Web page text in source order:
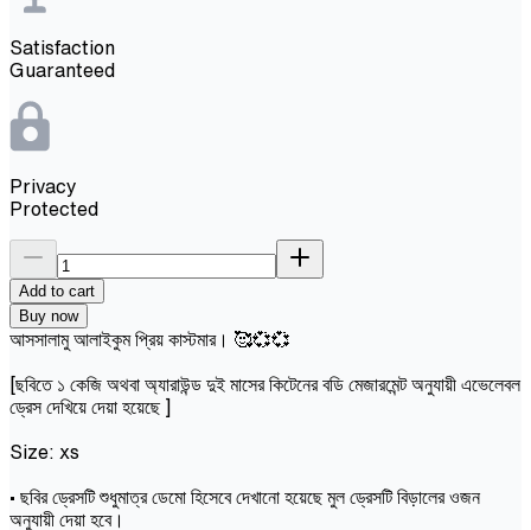
Satisfaction
Guaranteed
Privacy
Protected
Add to cart
Buy now
আসসালামু আলাইকুম প্রিয় কাস্টমার। 🥰💞💞
[ছবিতে ১ কেজি অথবা অ্যারাউন্ড দুই মাসের কিটেনের বডি মেজারমেন্ট অনুযায়ী এভেলেবল
ড্রেস দেখিয়ে দেয়া হয়েছে ]
Size: xs
• ছবির ড্রেসটি শুধুমাত্র ডেমো হিসেবে দেখানো হয়েছে মুল ড্রেসটি বিড়ালের ওজন
অনুযায়ী দেয়া হবে।